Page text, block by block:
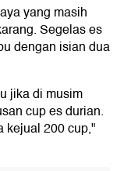
yang masih
Segelas es
dengan isian dua
jika di musim
cup es durian.
kejual 200 cup,"